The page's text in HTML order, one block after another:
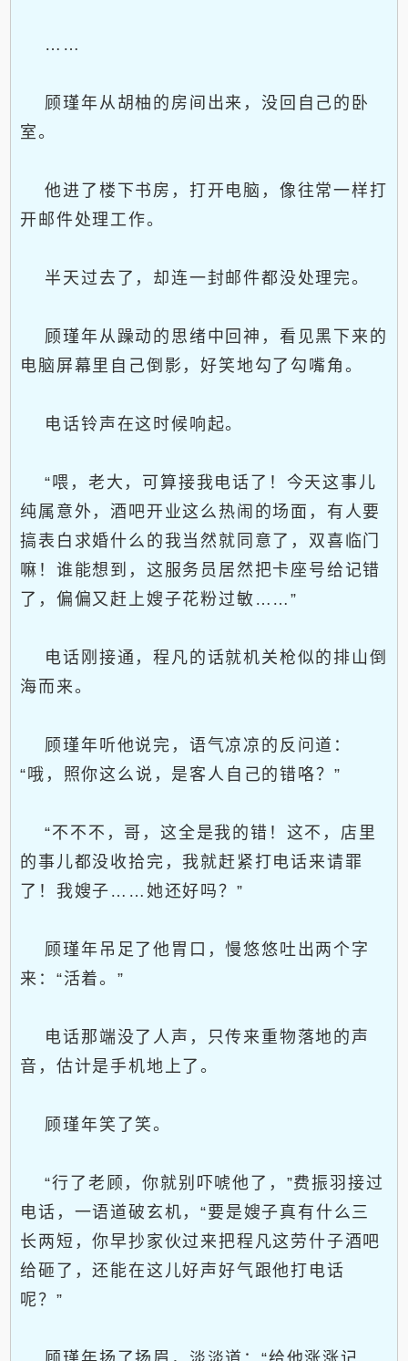
……
顾瑾年从胡柚的房间出来，没回自己的卧
室。
他进了楼下书房，打开电脑，像往常一样打
开邮件处理工作。
半天过去了，却连一封邮件都没处理完。
顾瑾年从躁动的思绪中回神，看见黑下来的
电脑屏幕里自己倒影，好笑地勾了勾嘴角。
电话铃声在这时候响起。
“喂，老大，可算接我电话了！今天这事儿
纯属意外，酒吧开业这么热闹的场面，有人要
搞表白求婚什么的我当然就同意了，双喜临门
嘛！谁能想到，这服务员居然把卡座号给记错
了，偏偏又赶上嫂子花粉过敏……”
电话刚接通，程凡的话就机关枪似的排山倒
海而来。
顾瑾年听他说完，语气凉凉的反问道：
“哦，照你这么说，是客人自己的错咯？”
“不不不，哥，这全是我的错！这不，店里
的事儿都没收拾完，我就赶紧打电话来请罪
了！我嫂子……她还好吗？”
顾瑾年吊足了他胃口，慢悠悠吐出两个字
来：“活着。”
电话那端没了人声，只传来重物落地的声
音，估计是手机地上了。
顾瑾年笑了笑。
“行了老顾，你就别吓唬他了，”费振羽接过
电话，一语道破玄机，“要是嫂子真有什么三
长两短，你早抄家伙过来把程凡这劳什子酒吧
给砸了，还能在这儿好声好气跟他打电话
呢？”